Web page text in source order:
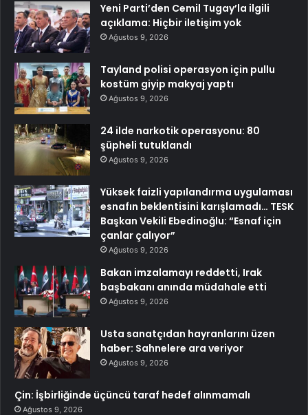
Yeni Parti’den Cemil Tugay’la ilgili
açıklama: Hiçbir iletişim yok
Ağustos 9, 2026
Tayland polisi operasyon için pullu
kostüm giyip makyaj yaptı
Ağustos 9, 2026
24 ilde narkotik operasyonu: 80
şüpheli tutuklandı
Ağustos 9, 2026
Yüksek faizli yapılandırma uygulaması
esnafın beklentisini karışlamadı… TESK
Başkan Vekili Ebedinoğlu: “Esnaf için
çanlar çalıyor”
Ağustos 9, 2026
Bakan imzalamayı reddetti, Irak
başbakanı anında müdahale etti
Ağustos 9, 2026
Usta sanatçıdan hayranlarını üzen
haber: Sahnelere ara veriyor
Ağustos 9, 2026
Çin: İşbirliğinde üçüncü taraf hedef alınmamalı
Ağustos 9, 2026